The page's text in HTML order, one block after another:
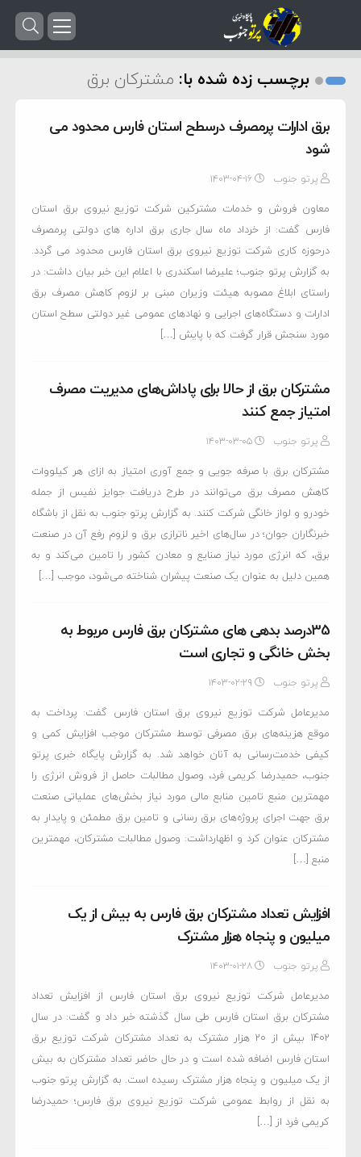
برچسب زده شده با: مشترکان برق
برق ادارات پرمصرف درسطح استان فارس محدود می
شود
پرتو جنوب ۱۴۰۳-۰۴-۱۶
معاون فروش و خدمات مشترکین شرکت توزیع نیروی برق استان
فارس گفت: از خرداد ماه سال جاری برق اداره های دولتی پرمصرف
درحوزه کاری شرکت توزیع نیروی برق استان فارس محدود می گردد.
به گزارش پرتو جنوب؛ علیرضا اسکندری با اعلام این خبر بیان داشت: در
راستای ابلاغ مصوبه هیئت وزیران مبنی بر لزوم کاهش مصرف برق
ادارات و دستگاه‌های اجرایی و نهادهای عمومی غیر دولتی سطح استان
مورد سنجش قرار گرفت که با پایش […]
مشترکان برق از حالا برای پاداش‌های مدیریت مصرف
امتیاز جمع کنند
پرتو جنوب ۱۴۰۳-۰۳-۰۵
مشترکان برق با صرفه جویی و جمع آوری امتیاز به ازای هر کیلووات
کاهش مصرف برق می‌توانند در طرح دریافت جوایز نفیس از جمله
خودرو و لواز خانگی شرکت کنند. به گزارش پرتو جنوب به نقل از باشگاه
خبرنگاران جوان؛ در سال‌های اخیر ناترازی برق و لزوم رفع آن در صنعت
برق، که انرژی مورد نیاز صنایع و معادن کشور را تامین می‌کند و به
همین دلیل به عنوان یک صنعت پیشران شناخته می‌شود، موجب […]
35درصد بدهی های مشترکان برق فارس مربوط به
بخش خانگی و تجاری است
پرتو جنوب ۱۴۰۳-۰۲-۲۹
مدیرعامل شرکت توزیع نیروی برق استان فارس گفت: پرداخت به
موقع هزینه‌های برق مصرفی توسط مشترکان موجب افزایش کمی و
کیفی خدمت‌رسانی به آنان خواهد شد. به گزارش پایگاه خبری پرتو
جنوب، حمیدرضا کریمی فرد، وصول مطالبات حاصل از فروش انرژی را
مهمترین منبع تامین منابع مالی مورد نیاز بخش‌های عملیاتی صنعت
برق جهت اجرای پروژه‌های برق رسانی و تامین برق مطمئن و پایدار به
مشترکان عنوان کرد و اظهارداشت: وصول مطالبات مشترکان، مهمترین
منبع […]
افزایش تعداد مشترکان برق فارس به بیش از یک
میلیون و پنجاه هزار مشترک
پرتو جنوب ۱۴۰۳-۰۱-۲۸
مدیرعامل شرکت توزیع نیروی برق استان فارس از افزایش تعداد
مشترکان برق استان فارس طی سال گذشته خبر داد و گفت: در سال
1402 بیش از 20 هزار مشترک به تعداد مشترکان شرکت توزیع برق
استان فارس اضافه شده است و در حال حاضر تعداد مشترکان به بیش
از یک میلیون و پنجاه هزار مشترک رسیده است. به گزارش پرتو جنوب
به نقل از روابط عمومی شرکت توزیع نیروی برق فارس؛ حمیدرضا
کریمی فرد از […]